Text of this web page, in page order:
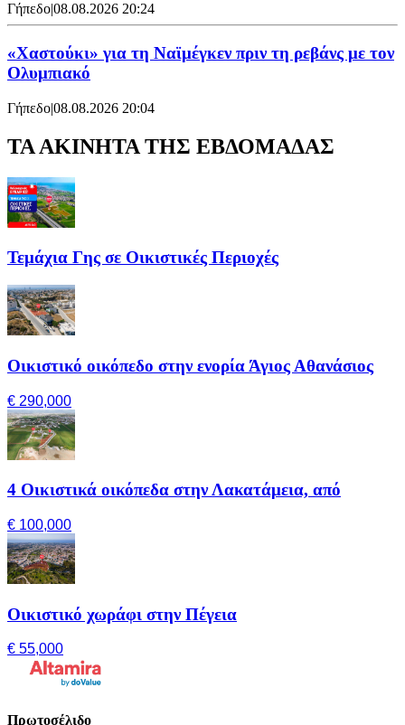
Γήπεδο|08.08.2026 20:24
«Χαστούκι» για τη Ναϊμέγκεν πριν τη ρεβάνς με τον
Ολυμπιακό
Γήπεδο|08.08.2026 20:04
ΤΑ ΑΚΙΝΗΤΑ ΤΗΣ ΕΒΔΟΜΑΔΑΣ
Τεμάχια Γης σε Οικιστικές Περιοχές
Οικιστικό οικόπεδο στην ενορία Άγιος Αθανάσιος
€ 290,000
4 Οικιστικά οικόπεδα στην Λακατάμεια, από
€ 100,000
Οικιστικό χωράφι στην Πέγεια
€ 55,000
Πρωτοσέλιδο